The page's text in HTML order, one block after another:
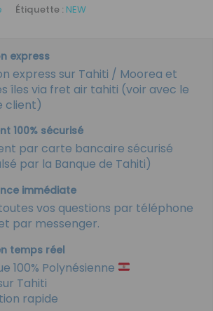
Étiquette : NEW
express
express sur Tahiti / Moorea et
îles via fret air tahiti (voir avec le
client)
100% sécurisé
par carte bancaire sécurisé
par la Banque de Tahiti)
immédiate
vos questions par téléphone
par messenger.
temps réel
100% Polynésienne
Tahiti
rapide